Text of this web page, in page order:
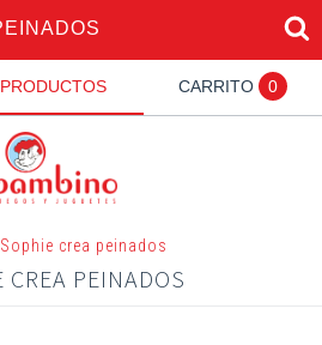
PRODUCTOS CARRITO 0
Sophie crea peinados
CREA PEINADOS